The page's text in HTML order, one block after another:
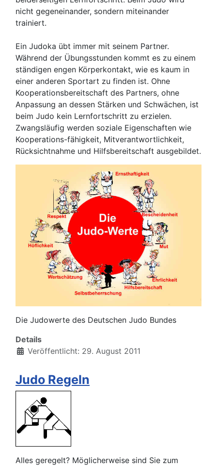
nicht gegeneinander, sondern miteinander
trainiert.
Ein Judoka übt immer mit seinem Partner.
Während der Übungsstunden kommt es zu einem
ständigen engen Körperkontakt, wie es kaum in
einer anderen Sportart zu finden ist. Ohne
Kooperationsbereitschaft des Partners, ohne
Anpassung an dessen Stärken und Schwächen, ist
beim Judo kein Lernfortschritt zu erzielen.
Zwangsläufig werden soziale Eigenschaften wie
Kooperations-fähigkeit, Mitverantwortlichkeit,
Rücksichtnahme und Hilfsbereitschaft ausgebildet.
Die Judowerte des Deutschen Judo Bundes
Details
Veröffentlicht: 29. August 2011
Judo Regeln
Alles geregelt? Möglicherweise sind Sie zum